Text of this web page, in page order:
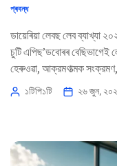
প্ৰবন্ধ
ডায়েৰিয়া লেবছ লেব ব্যাখ্যা
চুটি এপিছ’ডবোৰৰ বেছিভাগেই
হেৰুওৱা, আক্রমণাত্মক
ওপৰত চাপ বা ছেপছিছৰ
~11 মিনিট 📅 ২৬ জুন,
১টিপি১টি ২৬ জুন,